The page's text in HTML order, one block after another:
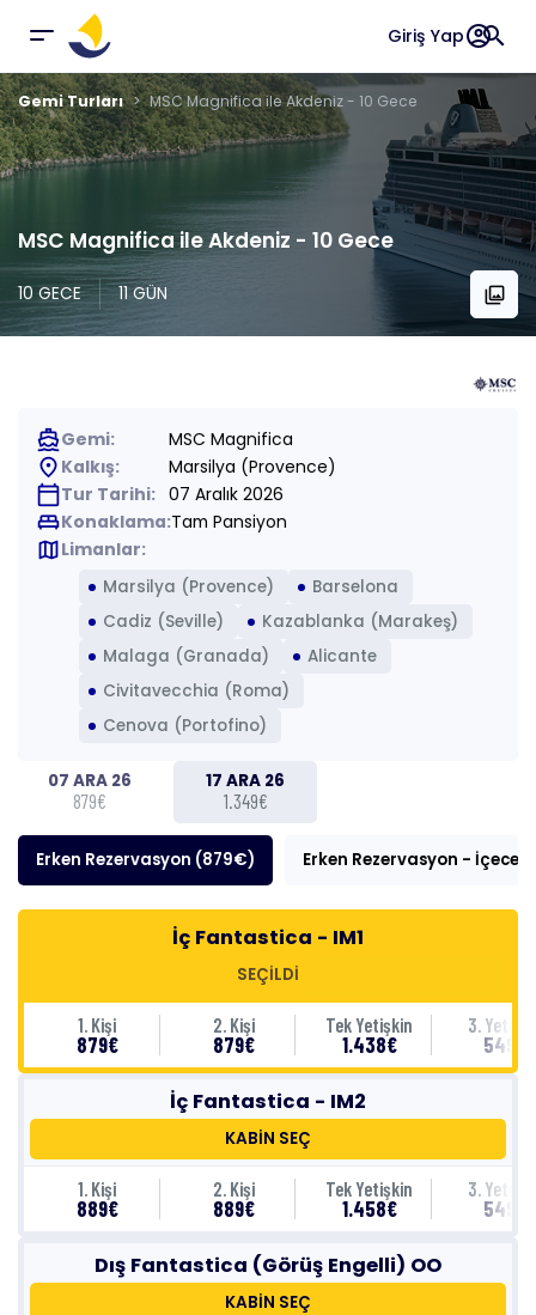
Giriş Yapaccount_circlesearch
Gemi Turları MSC Magnifica ile Akdeniz - 10 Gece
MSC Magnifica ile Akdeniz - 10 Gece
10 GECE 11 GÜN collections
directions_boatGemi: MSC Magnifica
place Kalkış: Marsilya (Provence)
calendar_todayTur Tarihi: 07 Aralık 2026
king_bedKonaklama:Tam Pansiyon
map Limanlar:
Marsilya (Provence)
Barselona
Cadiz (Seville)
Kazablanka (Marakeş)
Malaga (Granada)
Alicante
Civitavecchia (Roma)
Cenova (Portofino)
07 ARA 26
879€
17 ARA 26
1.349€
Erken Rezervasyon (879€) Erken Rezervasyon - İçecek
İç Fantastica - IM1
SEÇİLDİ
1. Kişi
879€
2. Kişi
879€
Tek Yetişkin
1.438€
3.
549€
İç Fantastica - IM2
KABİN SEÇ
1. Kişi
889€
2. Kişi
889€
Tek Yetişkin
1.458€
3.
549€
Dış Fantastica (Görüş Engelli) OO
KABİN SEÇ